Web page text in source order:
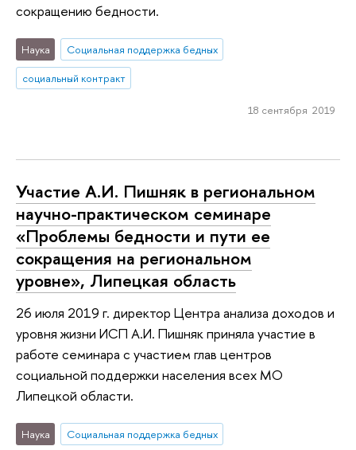
сокращению бедности.
Наука
Социальная поддержка бедных
социальный контракт
18 сентября 2019
Участие А.И. Пишняк в региональном
научно-практическом семинаре
«Проблемы бедности и пути ее
сокращения на региональном
уровне», Липецкая область
26 июля 2019 г. директор Центра анализа доходов и
уровня жизни ИСП А.И. Пишняк приняла участие в
работе семинара с участием глав центров
социальной поддержки населения всех МО
Липецкой области.
Наука Социальная поддержка бедных